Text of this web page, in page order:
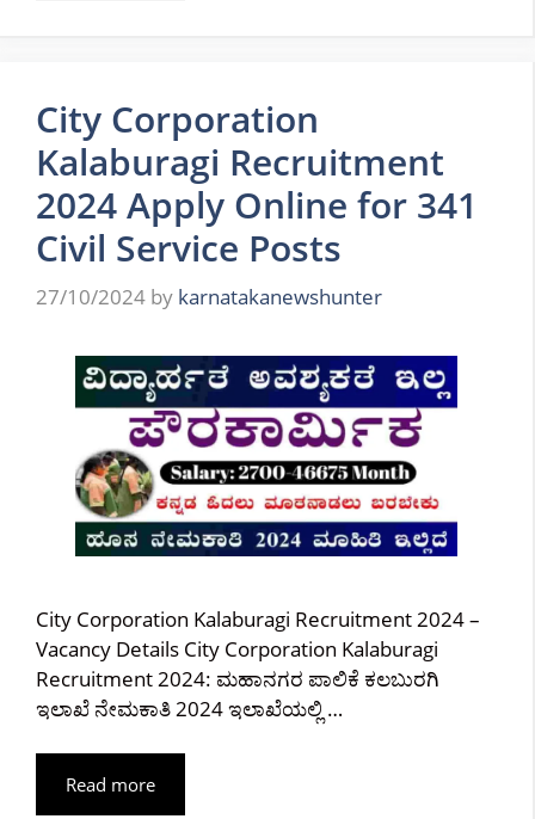
City Corporation
Kalaburagi Recruitment
2024 Apply Online for 341
Civil Service Posts
27/10/2024 by karnatakanewshunter
City Corporation Kalaburagi Recruitment 2024 –
Vacancy Details City Corporation Kalaburagi
Recruitment 2024: ಮಹಾನಗರ ಪಾಲಿಕೆ ಕಲಬುರಗಿ
ಇಲಾಖೆ ನೇಮಕಾತಿ 2024 ಇಲಾಖೆಯಲ್ಲಿ …
Read more